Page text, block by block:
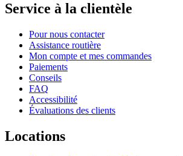
Service à la clientèle
Pour nous contacter
Assistance routière
Mon compte et mes commandes
Paiements
Conseils
FAQ
Accessibilité
Évaluations des clients
Locations